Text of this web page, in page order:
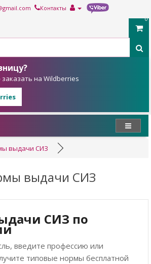
Контакты
0
на Wildberries
выдачи СИЗ
выдачи СИЗ
СИЗ по
введите профессию или
типовые нормы бесплатной